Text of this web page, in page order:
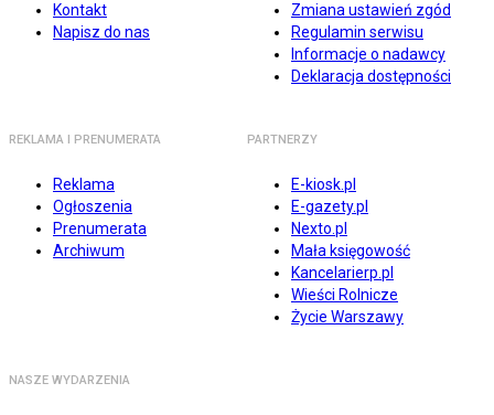
Kontakt
Napisz do nas
Zmiana ustawień zgód
Regulamin serwisu
Informacje o nadawcy
Deklaracja dostępności
REKLAMA I PRENUMERATA
Reklama
Ogłoszenia
Prenumerata
Archiwum
PARTNERZY
E-kiosk.pl
E-gazety.pl
Nexto.pl
Mała księgowość
Kancelarierp.pl
Wieści Rolnicze
Życie Warszawy
NASZE WYDARZENIA